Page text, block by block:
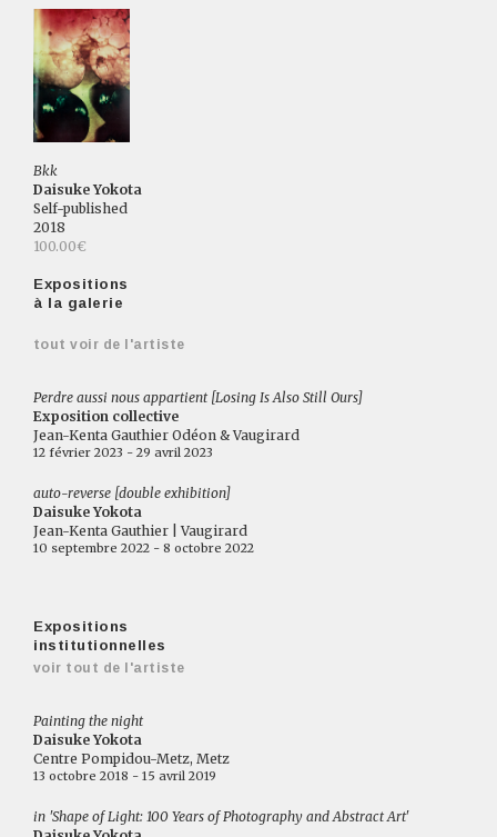
Bkk
Daisuke Yokota
Self-published
2018
100.00€
Expositions
à la galerie
tout voir de l'artiste
Perdre aussi nous appartient [Losing Is Also Still Ours]
Exposition collective
Jean-Kenta Gauthier Odéon & Vaugirard
12 février 2023 - 29 avril 2023
auto-reverse [double exhibition]
Daisuke Yokota
Jean-Kenta Gauthier | Vaugirard
10 septembre 2022 - 8 octobre 2022
Expositions
institutionnelles
voir tout de l'artiste
Painting the night
Daisuke Yokota
Centre Pompidou-Metz, Metz
13 octobre 2018 - 15 avril 2019
in 'Shape of Light: 100 Years of Photography and Abstract Art'